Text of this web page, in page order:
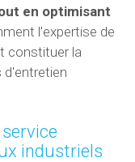
en optimisant
l'expertise de
constituer la
d'entretien
industriels